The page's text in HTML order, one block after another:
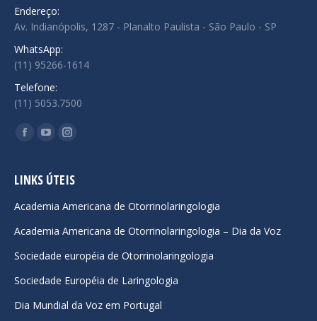
Endereço:
Av. Indianópolis, 1287 - Planalto Paulista - São Paulo - SP
WhatsApp:
(11) 95266-1614
Telefone:
(11) 5053.7500
Encontre-nos em:
Facebook
opens
new
window
YouTube
opens
new
window
Instagram
opens
new
window
LINKS ÚTEIS
Academia Americana de Otorrinolaringologia
Academia Americana de Otorrinolaringologia – Dia da Voz
Sociedade européia de Otorrinolaringologia
Sociedade Européia de Laringologia
Dia Mundial da Voz em Portugal